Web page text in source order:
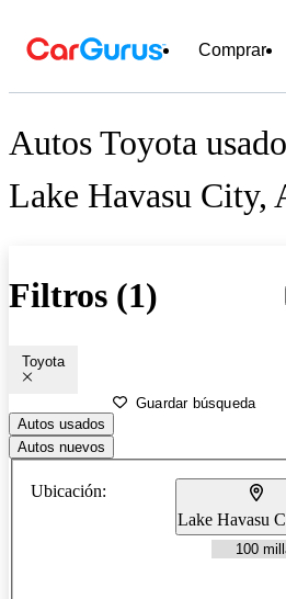
Comprar
Autos Toyota
Lake Havasu City,
Filtros (1)
Toyota
Guardar búsqueda
Autos usados
Autos nuevos
Ubicación:
Lake Havasu